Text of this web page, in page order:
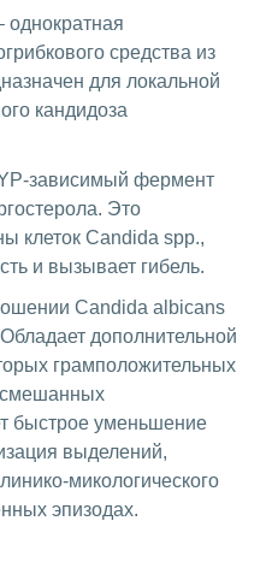
однократная
средства из
для локальной
кандидоза
зависимый фермент
Это
клеток Candida spp.,
и вызывает гибель.
Candida albicans
дополнительной
грамположительных
смешанных
быстрое уменьшение
выделений,
микологического
эпизодах.